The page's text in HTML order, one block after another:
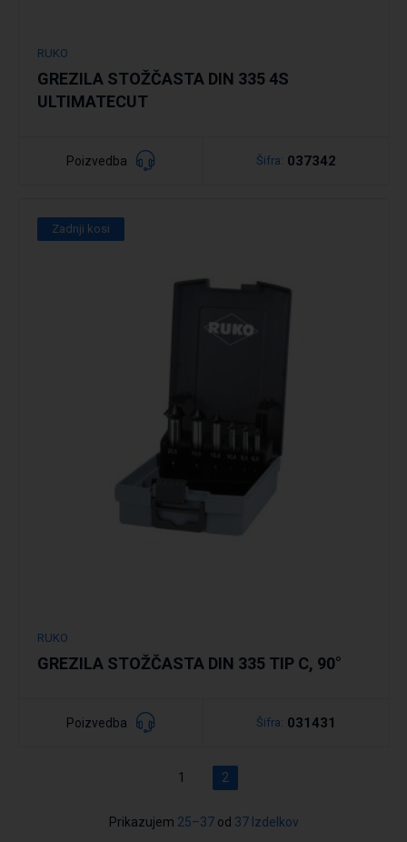
RUKO
GREZILA STOŽČASTA DIN 335 4S
ULTIMATECUT
Poizvedba Šifra: 037342
Zadnji kosi
RUKO
GREZILA STOŽČASTA DIN 335 TIP C, 90°
Poizvedba Šifra: 031431
1 2
Prikazujem 25–37od 37 Izdelkov